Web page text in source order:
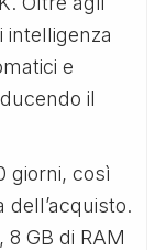
intelligenza
e
il
giorni, così
8 GB di RAM